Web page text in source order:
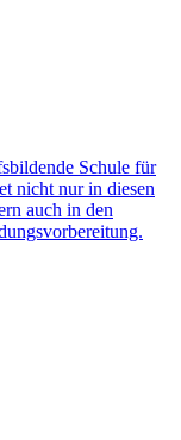
Schule für
nicht nur in diesen
auch in den